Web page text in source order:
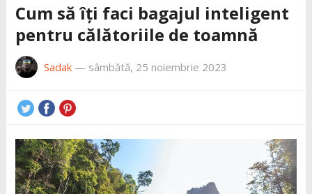
Cum să îți faci bagajul inteligent
pentru călătoriile de toamnă
Sadak— sâmbătă, 25 noiembrie 2023